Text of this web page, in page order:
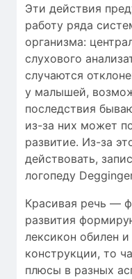
Эти действия
работу ряда
организма:
слухового
случаются
у малышей,
последствия
из-за них может
развитие. Из-за
действовать,
логопеду
Красивая речь —
развития
лексикон обилен
конструкции, то
плюсы в разных